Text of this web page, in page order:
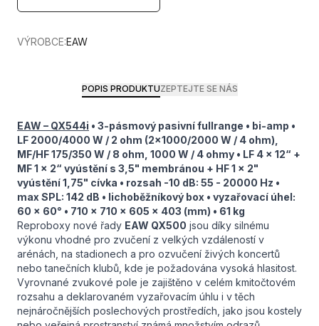
VÝROBCE:EAW
POPIS PRODUKTUZEPTEJTE SE NÁS
EAW – QX544i • 3-pásmový pasivní fullrange • bi-amp •
LF 2000/4000 W / 2 ohm (2x1000/2000 W / 4 ohm),
MF/HF 175/350 W / 8 ohm, 1000 W / 4 ohmy • LF 4 x 12“ +
MF 1 x 2“ vyústění s 3,5" membránou + HF 1 x 2"
vyústění 1,75" cívka • rozsah -10 dB: 55 - 20000 Hz •
max SPL: 142 dB • lichoběžníkový box • vyzařovací úhel:
60 x 60° • 710 x 710 x 605 x 403 (mm) • 61 kg
Reproboxy nové řady EAW QX500 jsou díky silnému
výkonu vhodné pro zvučení z velkých vzdáleností v
arénách, na stadionech a pro ozvučení živých koncertů
nebo tanečních klubů, kde je požadována vysoká hlasitost.
Vyrovnané zvukové pole je zajištěno v celém kmitočtovém
rozsahu a deklarovaném vyzařovacím úhlu i v těch
nejnáročnějších poslechových prostředích, jako jsou kostely